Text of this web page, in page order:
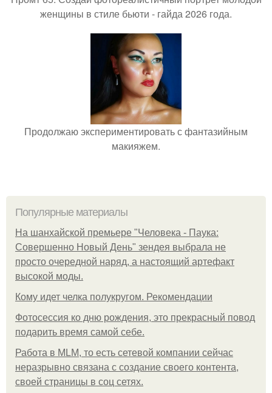
женщины в стиле бьюти - гайда 2026 года.
Продолжаю экспериментировать с фантазийным
макияжем.
Популярные материалы
На шанхайской премьере "Человека - Паука:
Совершенно Новый День" зендея выбрала не
просто очередной наряд, а настоящий артефакт
высокой моды.
Кому идет челка полукругом. Рекомендации
Фотосессия ко дню рождения, это прекрасный повод
подарить время самой себе.
Работа в MLM, то есть сетевой компании сейчас
неразрывно связана с создание своего контента,
своей страницы в соц сетях.